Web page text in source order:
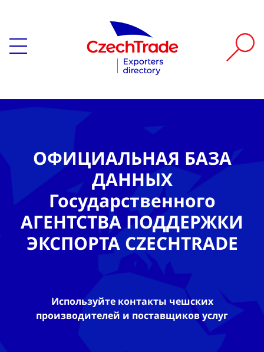
ОФИЦИАЛЬНАЯ БАЗА
ДАННЫХ
Государственного
АГЕНТСТВА ПОДДЕРЖКИ
ЭКСПОРТА CZECHTRADE
Используйте контакты чешских
производителей и поставщиков услуг